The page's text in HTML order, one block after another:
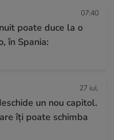
07:40
poate duce la o
în Spania:
27 iul.
un nou capitol.
îți poate schimba